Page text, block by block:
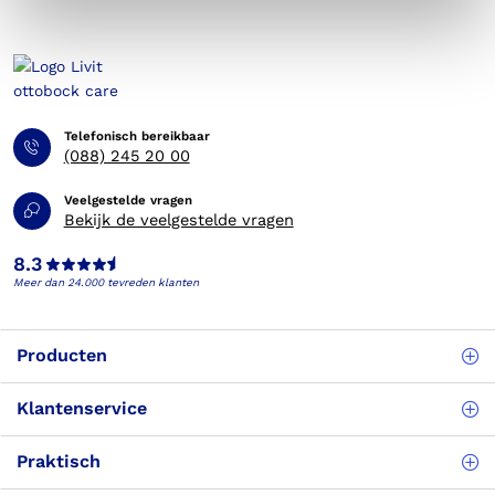
Telefonisch bereikbaar
(088) 245 20 00
Veelgestelde vragen
Bekijk de veelgestelde vragen
8.3
Meer dan 24.000 tevreden klanten
Producten
Klantenservice
Praktisch